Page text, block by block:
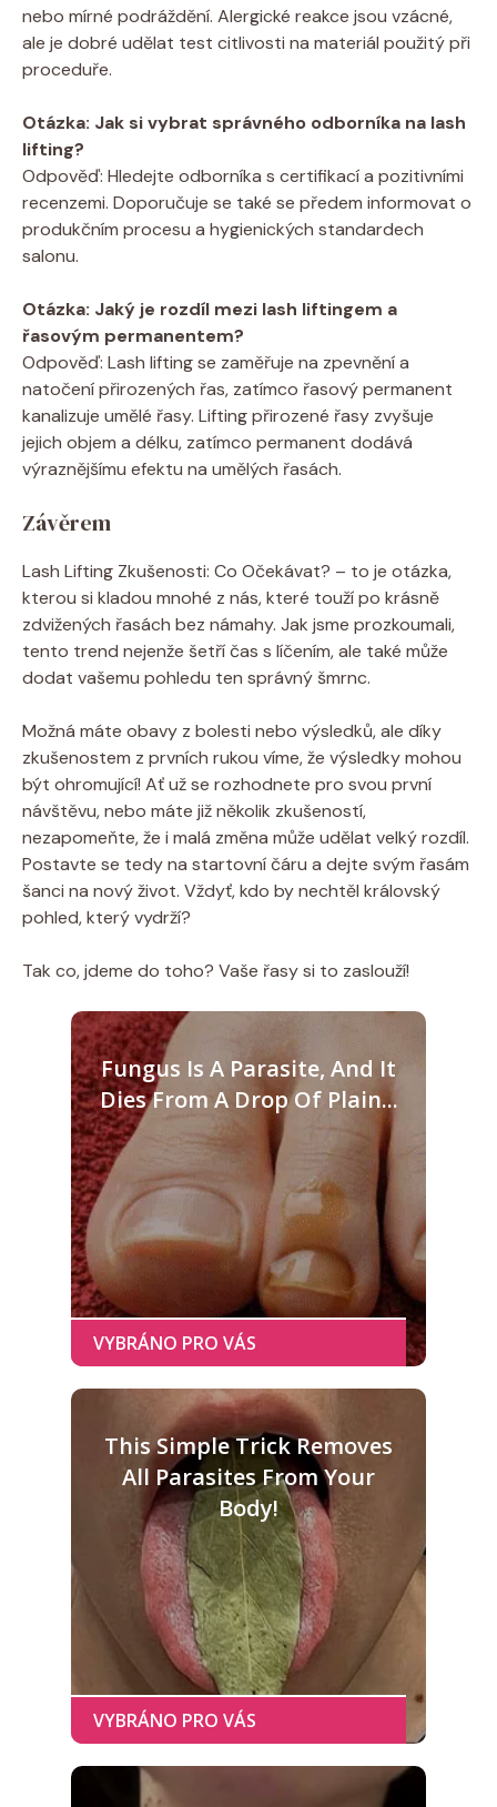
nebo mírné podráždění. Alergické reakce jsou vzácné,
ale je dobré udělat test citlivosti na materiál použitý při
proceduře.
Otázka: Jak si vybrat správného odborníka na lash
lifting?
Odpověď: Hledejte odborníka s certifikací a pozitivními
recenzemi. Doporučuje se také se předem informovat o
produkčním procesu a hygienických standardech
salonu.
Otázka: Jaký je rozdíl mezi lash liftingem a
řasovým permanentem?
Odpověď: Lash lifting se zaměřuje na zpevnění a
natočení přirozených řas, zatímco řasový permanent
kanalizuje umělé řasy. Lifting přirozené řasy zvyšuje
jejich objem a délku, zatímco permanent dodává
výraznějšímu efektu na umělých řasách.
Závěrem
Lash Lifting Zkušenosti: Co Očekávat? – to je otázka,
kterou si kladou mnohé z nás, které touží po krásně
zdvižených řasách bez námahy. Jak jsme prozkoumali,
tento trend nejenže šetří čas s líčením, ale také může
dodat vašemu pohledu ten správný šmrnc.
Možná máte obavy z bolesti nebo výsledků, ale díky
zkušenostem z prvních rukou víme, že výsledky mohou
být ohromující! Ať už se rozhodnete pro svou první
návštěvu, nebo máte již několik zkušeností,
nezapomeňte, že i malá změna může udělat velký rozdíl.
Postavte se tedy na startovní čáru a dejte svým řasám
šanci na nový život. Vždyť, kdo by nechtěl královský
pohled, který vydrží?
Tak co, jdeme do toho? Vaše řasy si to zaslouží!
Fungus Is A Parasite, And It
Dies From A Drop Of Plain...
This Simple Trick Removes
All Parasites From Your
Body!